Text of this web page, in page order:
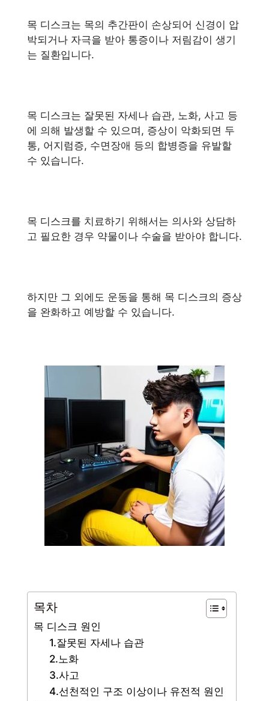
목 디스크는 목의 추간판이 손상되어 신경이 압
박되거나 자극을 받아 통증이나 저림감이 생기
는 질환입니다.
목 디스크는 잘못된 자세나 습관, 노화, 사고 등
에 의해 발생할 수 있으며, 증상이 악화되면 두
통, 어지럼증, 수면장애 등의 합병증을 유발할
수 있습니다.
목 디스크를 치료하기 위해서는 의사와 상담하
고 필요한 경우 약물이나 수술을 받아야 합니다.
하지만 그 외에도 운동을 통해 목 디스크의 증상
을 완화하고 예방할 수 있습니다.
목차
목 디스크 원인
1.잘못된 자세나 습관
2.노화
3.사고
4.선천적인 구조 이상이나 유전적 원인